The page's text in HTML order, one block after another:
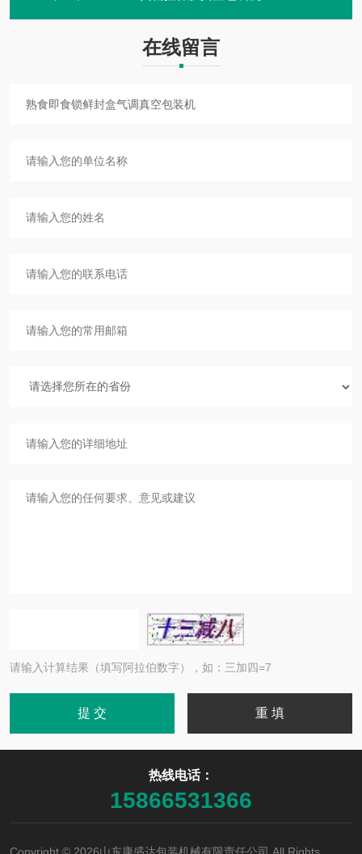
在线留言
请输入计算结果（填写阿拉伯数字），如：三加四=7
热线电话：
15866531366